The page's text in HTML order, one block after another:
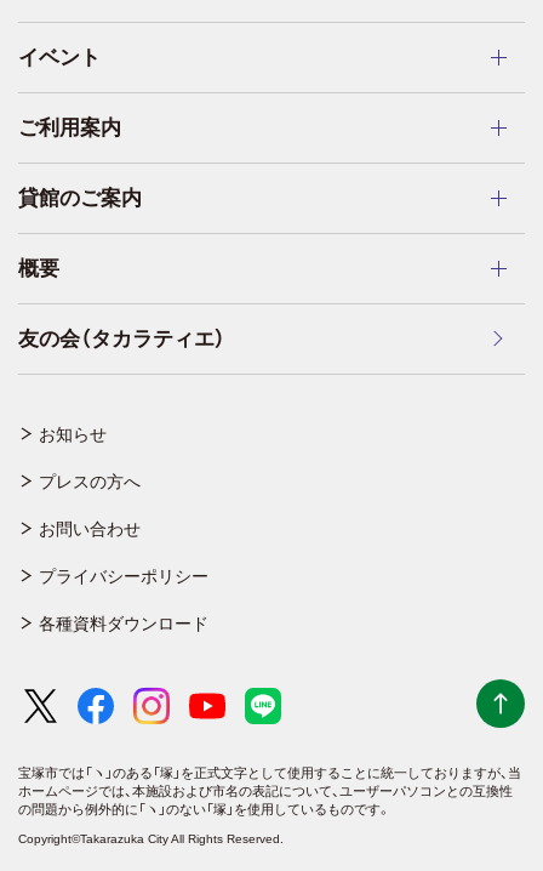
お知らせ
プレスの方へ
お問い合わせ
プライバシーポリシー
各種資料ダウンロード
イベント
ご利用案内
貸館のご案内
概要
友の会（タカラティエ）
宝塚市では「ヽ」のある「塚」を正式文字として使用することに統一しておりますが、 当
ホームページでは、本施設および市名の表記について、ユーザーパソコンとの互換性
の問題から例外的に「ヽ」のない「塚」を使用しているものです。
Copyright©Takarazuka City All Rights Reserved.